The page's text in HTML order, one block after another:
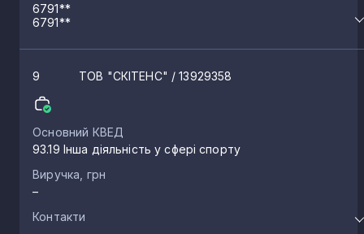
6791**
6791**
9 ТОВ "СКІТЕНС" / 13929358
Основний КВЕД
93.19 Інша діяльність у сфері спорту
Виручка, грн
–
Контакти